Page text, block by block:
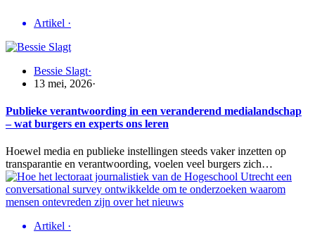
Artikel ·
Bessie Slagt·
13 mei, 2026·
Publieke verantwoording in een veranderend medialandschap
– wat burgers en experts ons leren
Hoewel media en publieke instellingen steeds vaker inzetten op
transparantie en verantwoording, voelen veel burgers zich…
Artikel ·